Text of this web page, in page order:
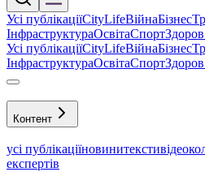
Усі публікаціїCityLifeВійнаБізнес
ІнфраструктураОсвітаСпорт
Усі публікаціїCityLifeВійнаБізнес
ІнфраструктураОсвітаСпорт
Контент
усі публікаціїновинитекстивідео
експертів